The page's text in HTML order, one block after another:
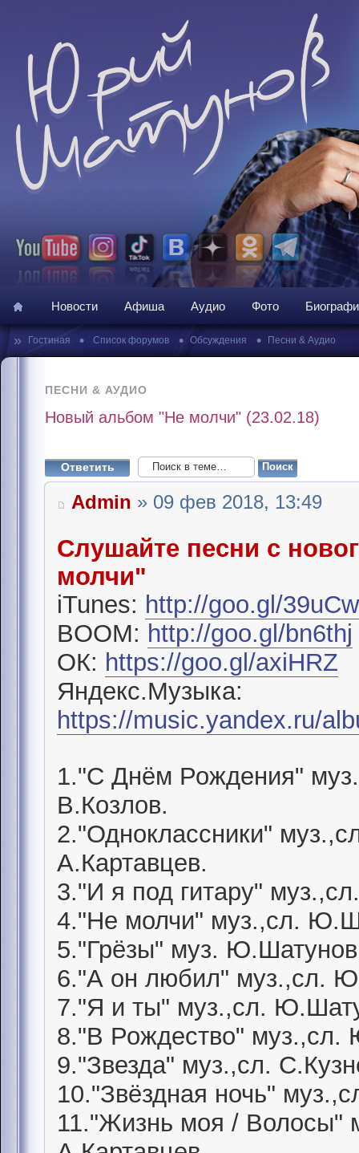
Новости Афиша Аудио Фото
» Гостиная • Список форумов • Обсуждения • Песни & Аудио
ПЕСНИ & АУДИО
Новый альбом "Не молчи" (23.02.18)
Ответить
Admin » 09 фев 2018, 13:49
Слушайте песни с
молчи"
iTunes: http://goo.gl/
BOOM: http://goo.gl/bn6thj
ОК: https://goo.gl/axiHRZ
Яндекс.Музыка:
https://music.yandex.ru/
1."С Днём Рождения"
В.Козлов.
2."Одноклассники"
А.Картавцев.
3."И я под гитару"
4."Не молчи" муз.,сл.
5."Грёзы" муз.
6."А он любил" муз.,сл.
7."Я и ты" муз.,сл.
8."В Рождество"
9."Звезда" муз.,сл.
10."Звёздная ночь"
11."Жизнь моя / Волосы"